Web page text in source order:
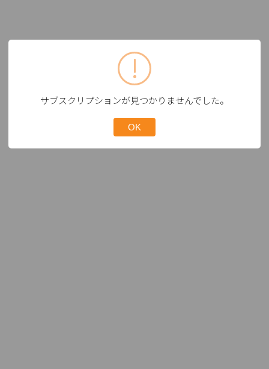
サブスクリプションが見つかりませんでした。
OK